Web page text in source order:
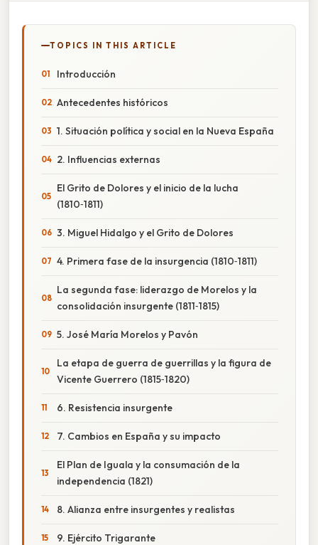
TOPICS IN THIS ARTICLE
Introducción
Antecedentes históricos
1. Situación política y social en la Nueva España
2. Influencias externas
El Grito de Dolores y el inicio de la lucha
(1810‑1811)
3. Miguel Hidalgo y el Grito de Dolores
4. Primera fase de la insurgencia (1810‑1811)
La segunda fase: liderazgo de Morelos y la
consolidación insurgente (1811‑1815)
5. José María Morelos y Pavón
La etapa de guerra de guerrillas y la figura de
Vicente Guerrero (1815‑1820)
6. Resistencia insurgente
7. Cambios en España y su impacto
El Plan de Iguala y la consumación de la
independencia (1821)
8. Alianza entre insurgentes y realistas
9. Ejército Trigarante